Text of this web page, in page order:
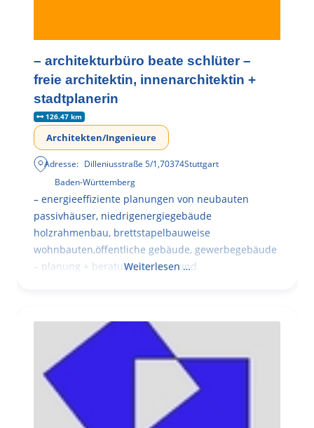
– architekturbüro beate schlüter –
freie architektin, innenarchitektin +
stadtplanerin
126.47 km
Architekten/Ingenieure
Adresse: Dilleniusstraße 5/1,70374Stuttgart
Baden-Württemberg
– energieeffiziente planungen von neubauten
passivhäuser, niedrigenergiegebäude
holzrahmenbau, brettstapelbauweise
wohnbauten,öffentliche gebäude, gewerbegebäude
– planung + beratung bei an – und
Weiterlesen …